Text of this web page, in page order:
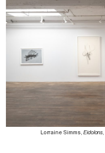
Lorraine Simms,Eidolons